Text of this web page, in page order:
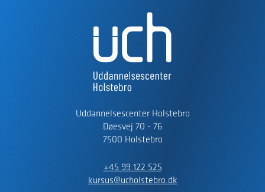
Uddannelsescenter Holstebro
Døesvej 70 - 76
7500 Holstebro
+45 99 122 525
kursus@ucholstebro.dk